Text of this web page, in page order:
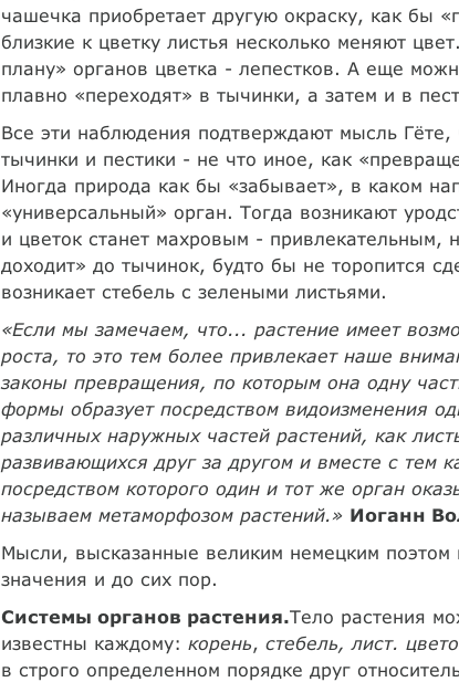
чашечка приобретает другую окраску, как бы
близкие к цветку листья несколько меняют
плану» органов цветка - лепестков. А еще
плавно «переходят» в тычинки, а затем и в
Все эти наблюдения подтверждают мысль
тычинки и пестики - не что иное, как
Иногда природа как бы «забывает», в каком
«универсальный» орган. Тогда возникают
и цветок станет махровым - привлекательным,
доходит» до тычинок, будто бы не торопится
возникает стебель с зелеными листьями.
«Если мы замечаем, что... растение имеет
роста, то это тем более привлекает наше
законы превращения, по которым она одну
формы образует посредством видоизменения
различных наружных частей растений, как
развивающихся друг за другом и вместе с тем
посредством которого один и тот же орган
называем метаморфозом растений.» Иоганн
Мысли, высказанные великим немецким поэтом
значения и до сих пор.
Системы органов растения.Тело растения
известны каждому: корень, стебель, лист.
в строго определенном порядке друг